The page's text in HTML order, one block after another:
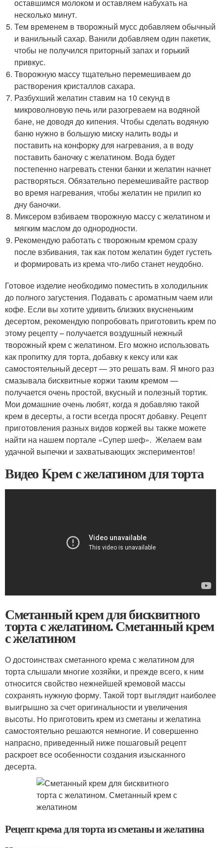
оставшимся молоком и оставляем набухать на
несколько минут.
Тем временем в творожный мусс добавляем обычный
и ванильный сахар. Ванили добавляем один пакетик,
чтобы не получился приторный запах и горький
привкус.
Творожную массу тщательно перемешиваем до
растворения кристаллов сахара.
Разбухший желатин ставим на 10 секунд в
микроволновую печь или разогреваем на водяной
бане, не доводя до кипения. Чтобы сделать водяную
баню нужно в большую миску налить воды и
поставить на конфорку для нагревания, а в воду
поставить баночку с желатином. Вода будет
постепенно нагревать стенки банки и желатин начнет
растворяться. Обязательно перемешивайте раствор
во время нагревания, чтобы желатин не прилип ко
дну баночки.
Миксером взбиваем творожную массу с желатином и
мягким маслом до однородности.
Рекомендую работать с творожным кремом сразу
после взбивания, так как потом желатин будет густеть
и формировать из крема что-либо станет неудобно.
Готовое изделие необходимо поместить в холодильник
до полного загустения. Подавать с ароматным чаем или
кофе. Если вы хотите удивить близких вкусненьким
десертом, рекомендую попробовать приготовить крем по
этому рецепту – получается воздушный нежный
творожный крем с желатином. Его можно использовать
как пропитку для торта, добавку к кексу или как
самостоятельный десерт — это решать вам. Я много раз
смазывала бисквитные коржи таким кремом —
получается очень простой, вкусный и полезный тортик.
Мои домашние очень любят, когда я добавляю такой
крем в десерты, а гости всегда просят добавку. Рецепт
приготовления разных видов коржей вы также можете
найти на нашем портале «Супер шеф». Желаем вам
удачной выпечки и захватывающих экспериментов!
Видео Kрем с желатином для торта
Сметанный крем для бисквитного
торта с желатином. Сметанный крем
с желатином
О достоинствах сметанного крема с желатином для
торта слышали многие хозяйки, и прежде всего, к ним
относится свойство нежнейшей кремовой массы
сохранять нужную форму. Такой торт выглядит наиболее
выигрышно за счет оригинальности и увеличения
высоты. Но приготовить крем из сметаны и желатина
самостоятельно решаются немногие. И совершенно
напрасно, приведенный ниже пошаговый рецепт
раскроет все особенности создания изысканного
десерта.
Рецепт крема для торта из сметаны и желатина